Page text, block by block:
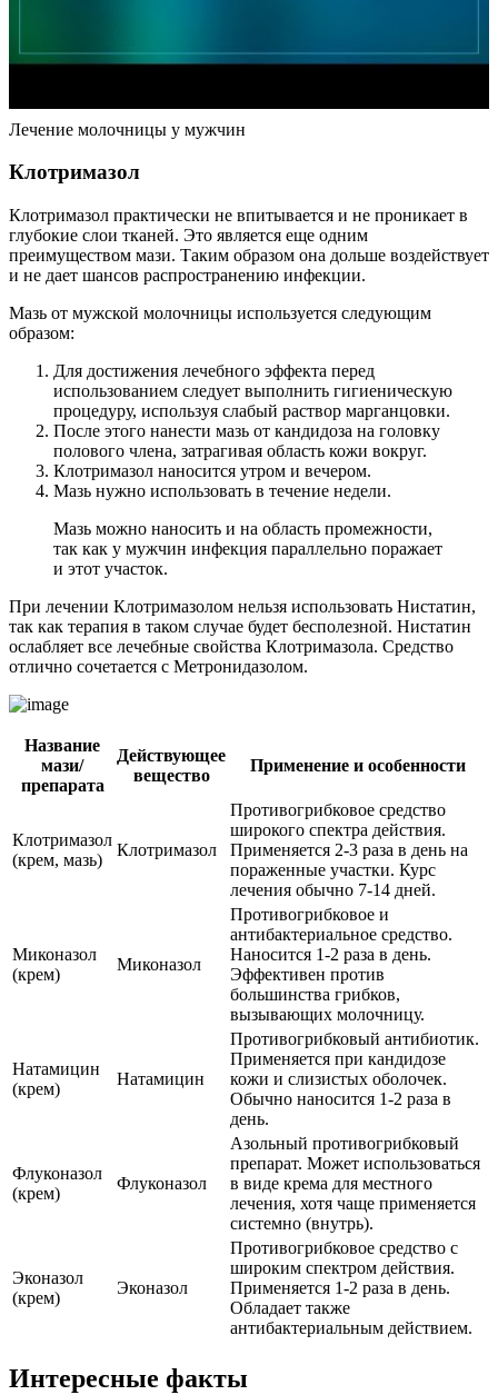
Лечение молочницы у мужчин
Клотримазол
Клотримазол практически не впитывается и не проникает в
глубокие слои тканей. Это является еще одним
преимуществом мази. Таким образом она дольше воздействует
и не дает шансов распространению инфекции.
Мазь от мужской молочницы используется следующим
образом:
Для достижения лечебного эффекта перед
использованием следует выполнить гигиеническую
процедуру, используя слабый раствор марганцовки.
После этого нанести мазь от кандидоза на головку
полового члена, затрагивая область кожи вокруг.
Клотримазол наносится утром и вечером.
Мазь нужно использовать в течение недели.
Мазь можно наносить и на область промежности,
так как у мужчин инфекция параллельно поражает
и этот участок.
При лечении Клотримазолом нельзя использовать Нистатин,
так как терапия в таком случае будет бесполезной. Нистатин
ослабляет все лечебные свойства Клотримазола. Средство
отлично сочетается с Метронидазолом.
Название
мази/
препарата
Действующее
вещество
Применение и особенности
Клотримазол
(крем, мазь)
Клотримазол
Противогрибковое средство
широкого спектра действия.
Применяется 2-3 раза в день на
пораженные участки. Курс
лечения обычно 7-14 дней.
Миконазол
(крем)
Миконазол
Противогрибковое и
антибактериальное средство.
Наносится 1-2 раза в день.
Эффективен против
большинства грибков,
вызывающих молочницу.
Натамицин
(крем)
Натамицин
Противогрибковый антибиотик.
Применяется при кандидозе
кожи и слизистых оболочек.
Обычно наносится 1-2 раза в
день.
Флуконазол
(крем)
Флуконазол
Азольный противогрибковый
препарат. Может использоваться
в виде крема для местного
лечения, хотя чаще применяется
системно (внутрь).
Эконазол
(крем)
Эконазол
Противогрибковое средство с
широким спектром действия.
Применяется 1-2 раза в день.
Обладает также
антибактериальным действием.
Интересные факты